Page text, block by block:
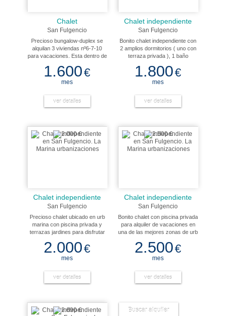
Chalet
San Fulgencio
Precioso bungalow-duplex se
alquilan 3 viviendas nº6-7-10
para vacaciones. Esta dentro de
comunitaria. La vivienda dispone
de todas las comodidades para
unas vacaciones agradables y
de la marina y guardamar. La
casa dispone de aire
1.600€
mes
ver detalles
Chalet independiente
San Fulgencio
Bonito chalet independiente con
2 amplios dormitorios ( uno con
terraza privada ), 1 baño
comedor moderno, cocina
reformada con
electrodomésticos, dos terrazas
guardar 2 coches. Dispone de
ventilador y porche acristalado.
1.800€
mes
ver detalles
Chalet independiente
San Fulgencio
Precioso chalet ubicado en urb
marina con piscina privada y
terrazas jardines para disfrutar
tranquilo y a cinco minutos de la
playa de la marina. La vivienda
tiene 2 dormitorios y un baño.
2.000€
mes
ver detalles
Chalet independiente
San Fulgencio
Bonito chalet con piscina privada
para alquiler de vacaciones en
una de las mejores zonas de urb
de la marina. Con todas las
comodidades para disfrutar de
unas vacaciones tranquilas. La
2.500€
mes
ver detalles